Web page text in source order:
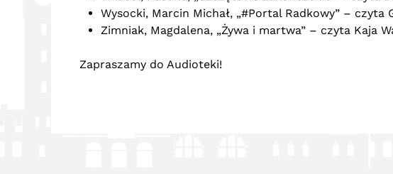
Wysocki, Marcin Michał, „#Portal Radkowy” – czyta
Zimniak, Magdalena, „Żywa i martwa” – czyta Kaja
Zapraszamy do Audioteki!